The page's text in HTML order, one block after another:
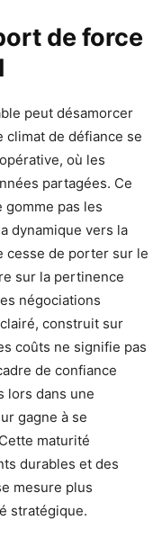
de force
peut désamorcer
climat de défiance se
où les
partagées. Ce
pas les
dynamique vers la
cesse de porter sur le
sur la pertinence
négociations
construit sur
coûts ne signifie pas
de confiance
lors dans une
gagne à se
maturité
durables et des
mesure plus
stratégique.